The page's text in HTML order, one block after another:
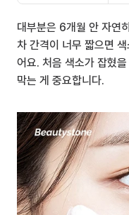
대부분은 6개월 안 자연
차 간격이 너무 짧으면
어요. 처음 색소가 잡혔
막는 게 중요합니다.